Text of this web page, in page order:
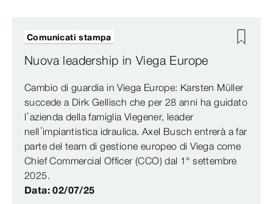
Nuova leadership in Viega Europe
Cambio di guardia in Viega Europe: Karsten Müller
succede a Dirk Gellisch che per 28 anni ha guidato
l’azienda della famiglia Viegener, leader
nell’impiantistica idraulica. Axel Busch entrerà a far
parte del team di gestione europeo di Viega come
Chief Commercial Officer (CCO) dal 1° settembre
2025.
Data: 02/07/25
Comunicati stampa